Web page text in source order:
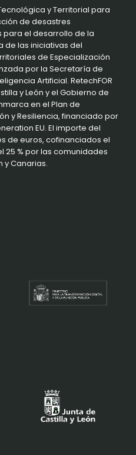
y Territorial para
de desastres
el desarrollo de la
de las iniciativas del
de Especialización
por la Secretaría de
Artificial. RetechFOR
y León y el Gobierno de
en el Plan de
y Resiliencia, financiado por
EU. El importe del
de euros, cofinanciados el
25 % por las comunidades
y Canarias.